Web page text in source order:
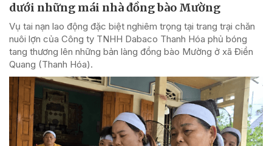
dưới những mái nhà đồng bào Mường
Vụ tai nạn lao động đặc biệt nghiêm trọng tại trang trại chăn
nuôi lợn của Công ty TNHH Dabaco Thanh Hóa phủ bóng
tang thương lên những bản làng đồng bào Mường ở xã Điền
Quang (Thanh Hóa).